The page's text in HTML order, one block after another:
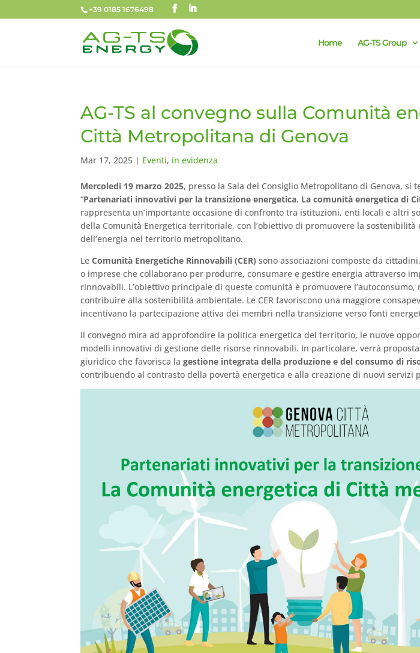
+39 0185 1676498
Home AG-TS Group
AG-TS al convegno sulla Comunità
Città Metropolitana di Genova
Mar 17, 2025 | Eventi, in evidenza
Mercoledì 19 marzo 2025, presso la Sala del Consiglio Metropolitano di Genova, si
“Partenariati innovativi per la transizione energetica. La comunità energetica di
rappresenta un’importante occasione di confronto tra istituzioni, enti locali e altri
della Comunità Energetica territoriale, con l’obiettivo di promuovere la sostenibilità
dell’energia nel territorio metropolitano.
Le Comunità Energetiche Rinnovabili (CER) sono associazioni composte da
o imprese che collaborano per produrre, consumare e gestire energia attraverso
rinnovabili. L’obiettivo principale di queste comunità è promuovere
contribuire alla sostenibilità ambientale. Le CER favoriscono una maggiore
incentivano la partecipazione attiva dei membri nella transizione verso fonti
Il convegno mira ad approfondire la politica energetica del territorio, le nuove
modelli innovativi di gestione delle risorse rinnovabili. In particolare, verrà
giuridico che favorisca lagestione integrata della produzione e del consumo di
contribuendo al contrasto della povertà energetica e alla creazione di nuovi servizi